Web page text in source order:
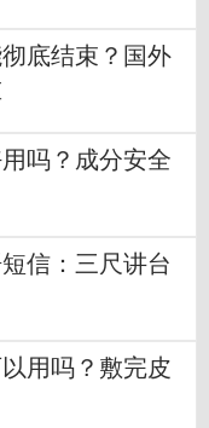
底结束？国外
吗？成分安全
信：三尺讲台
用吗？敷完皮